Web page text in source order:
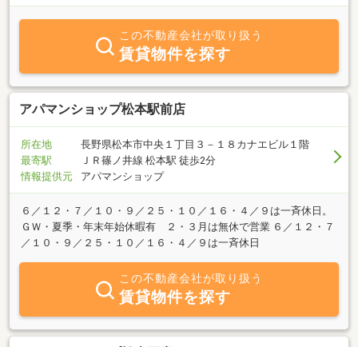
この不動産会社が取り扱う
賃貸物件を探す
アパマンショップ松本駅前店
所在地
長野県松本市中央１丁目３－１８カナエビル１階
最寄駅
ＪＲ篠ノ井線 松本駅 徒歩2分
情報提供元
アパマンショップ
６／１２・７／１０・９／２５・１０／１６・４／９は一斉休日。
ＧＷ・夏季・年末年始休暇有 ２・３月は無休で営業 ６／１２・７
／１０・９／２５・１０／１６・４／９は一斉休日
この不動産会社が取り扱う
賃貸物件を探す